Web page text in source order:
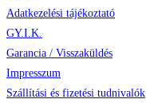
Adatkezelési tájékoztató
GY.I.K.
Garancia / Visszaküldés
Impresszum
Szállítási és fizetési tudnivalók